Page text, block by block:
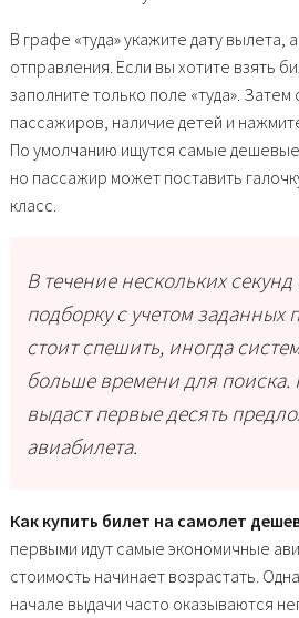
В графе «туда» укажите дату вылета,
отправления. Если вы хотите взять
заполните только поле «туда».
пассажиров, наличие детей и
По умолчанию ищутся самые
но пассажир может поставить
класс.
В течение нескольких секунд
подборку с учетом заданных
стоит спешить, иногда
больше времени для поиска.
выдаст первые десять
авиабилета.
Как купить билет на самолет
первыми идут самые экономичные
стоимость начинает возрастать.
начале выдачи часто оказываются